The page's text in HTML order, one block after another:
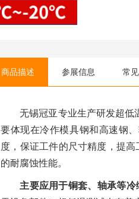
商品描述 参展信息 常
无锡冠亚专业生产研发超低
要体现在冷作模具钢和高速钢
度，保证工件的尺寸精度，提
的耐腐蚀性能。
主要应用于铜套、轴承等